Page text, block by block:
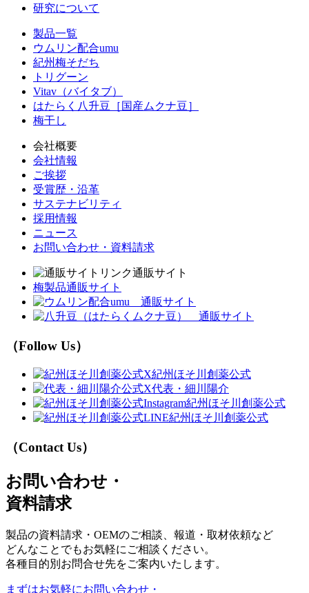
研究について
製品一覧
ウムリン配合umu
紀州梅そだち
トリグーン
Vitav（バイタブ）
はたらく八升豆［国産ムクナ豆］
梅干し
会社概要
会社情報
ご挨拶
受賞歴・沿革
サステナビリティ
採用情報
ニュース
お問い合わせ・資料請求
通販サイト
梅製品通販サイト
（Follow Us）
紀州ほそ川創薬公式
代表・細川陽介
紀州ほそ川創薬公式
紀州ほそ川創薬公式
（Contact Us）
お問い合わせ・
資料請求
製品の資料請求・OEMのご相談、報道・取材依頼など
どんなことでもお気軽にご相談ください。
各種目的別お問合せ先をご案内いたします。
まずはお気軽にお問い合わせ・